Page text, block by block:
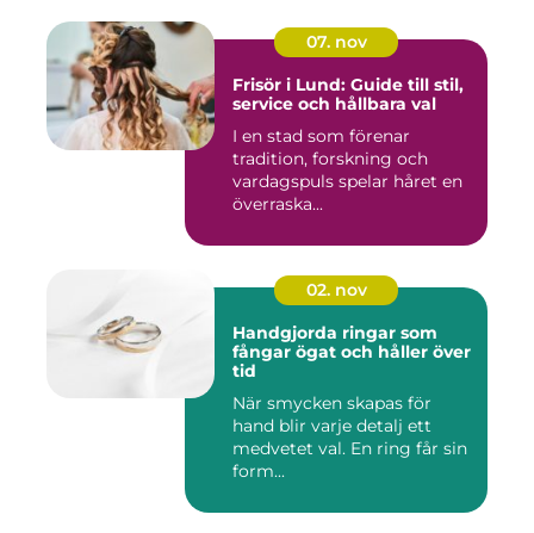
07. nov
Frisör i Lund: Guide till stil,
service och hållbara val
I en stad som förenar
tradition, forskning och
vardagspuls spelar håret en
överraska...
02. nov
Handgjorda ringar som
fångar ögat och håller över
tid
När smycken skapas för
hand blir varje detalj ett
medvetet val. En ring får sin
form...